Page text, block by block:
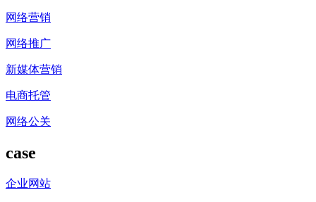
网络营销
网络推广
新媒体营销
电商托管
网络公关
case
企业网站